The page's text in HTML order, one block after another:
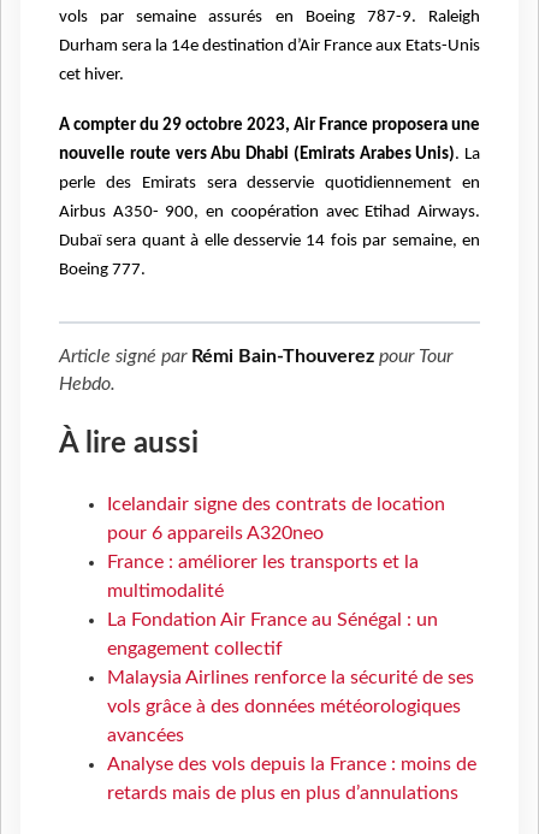
vols par semaine assurés en Boeing 787-9. Raleigh
Durham sera la 14e destination d’Air France aux Etats-Unis
cet hiver.
A compter du 29 octobre 2023, Air France proposera une
nouvelle route vers Abu Dhabi (Emirats Arabes Unis). La
perle des Emirats sera desservie quotidiennement en
Airbus A350- 900, en coopération avec Etihad Airways.
Dubaï sera quant à elle desservie 14 fois par semaine, en
Boeing 777.
Article signé par Rémi Bain-Thouverez pour Tour
Hebdo.
À lire aussi
Icelandair signe des contrats de location
pour 6 appareils A320neo
France : améliorer les transports et la
multimodalité
La Fondation Air France au Sénégal : un
engagement collectif
Malaysia Airlines renforce la sécurité de ses
vols grâce à des données météorologiques
avancées
Analyse des vols depuis la France : moins de
retards mais de plus en plus d’annulations